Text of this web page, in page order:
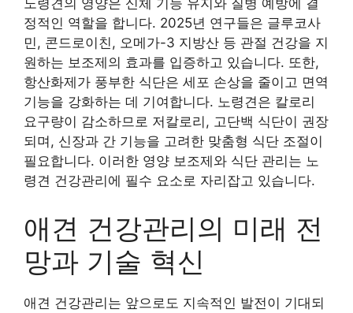
노령견의 영양은 신체 기능 유지와 질병 예방에 결
정적인 역할을 합니다. 2025년 연구들은 글루코사
민, 콘드로이친, 오메가-3 지방산 등 관절 건강을 지
원하는 보조제의 효과를 입증하고 있습니다. 또한,
항산화제가 풍부한 식단은 세포 손상을 줄이고 면역
기능을 강화하는 데 기여합니다. 노령견은 칼로리
요구량이 감소하므로 저칼로리, 고단백 식단이 권장
되며, 신장과 간 기능을 고려한 맞춤형 식단 조절이
필요합니다. 이러한 영양 보조제와 식단 관리는 노
령견 건강관리에 필수 요소로 자리잡고 있습니다.
애견 건강관리의 미래 전
망과 기술 혁신
애견 건강관리는 앞으로도 지속적인 발전이 기대되